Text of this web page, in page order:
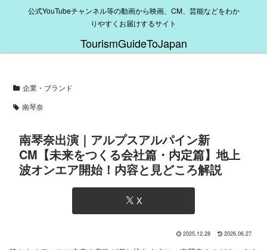
公式YouTubeチャンネル等の動画から映画、CM、芸能などをわか
りやすくお届けするサイト
TourismGuideToJapan
企業・ブランド
南琴奈
南琴奈出演｜アルプスアルパイン新
CM【未来をつくる会社篇・内定篇】地上
波オンエア開始！内容と見どころ解説
X
2025.12.28 2026.06.27